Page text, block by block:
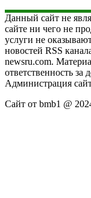
Данный сайт не
сайте ни чего не
услуги не
новостей RSS
newsru.com.
ответственность за
Администрация
Сайт от bmb1 @